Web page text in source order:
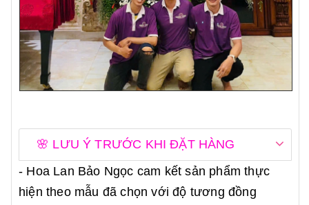
🌸 LƯU Ý TRƯỚC KHI ĐẶT HÀNG
- Hoa Lan Bảo Ngọc cam kết sản phẩm thực
hiện theo mẫu đã chọn với độ tương đồng